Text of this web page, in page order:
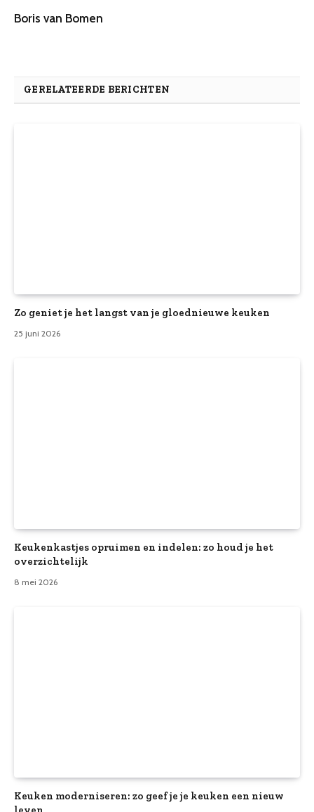
Boris van Bomen
GERELATEERDE BERICHTEN
Zo geniet je het langst van je gloednieuwe keuken
25 juni 2026
Keukenkastjes opruimen en indelen: zo houd je het
overzichtelijk
8 mei 2026
Keuken moderniseren: zo geef je je keuken een nieuw